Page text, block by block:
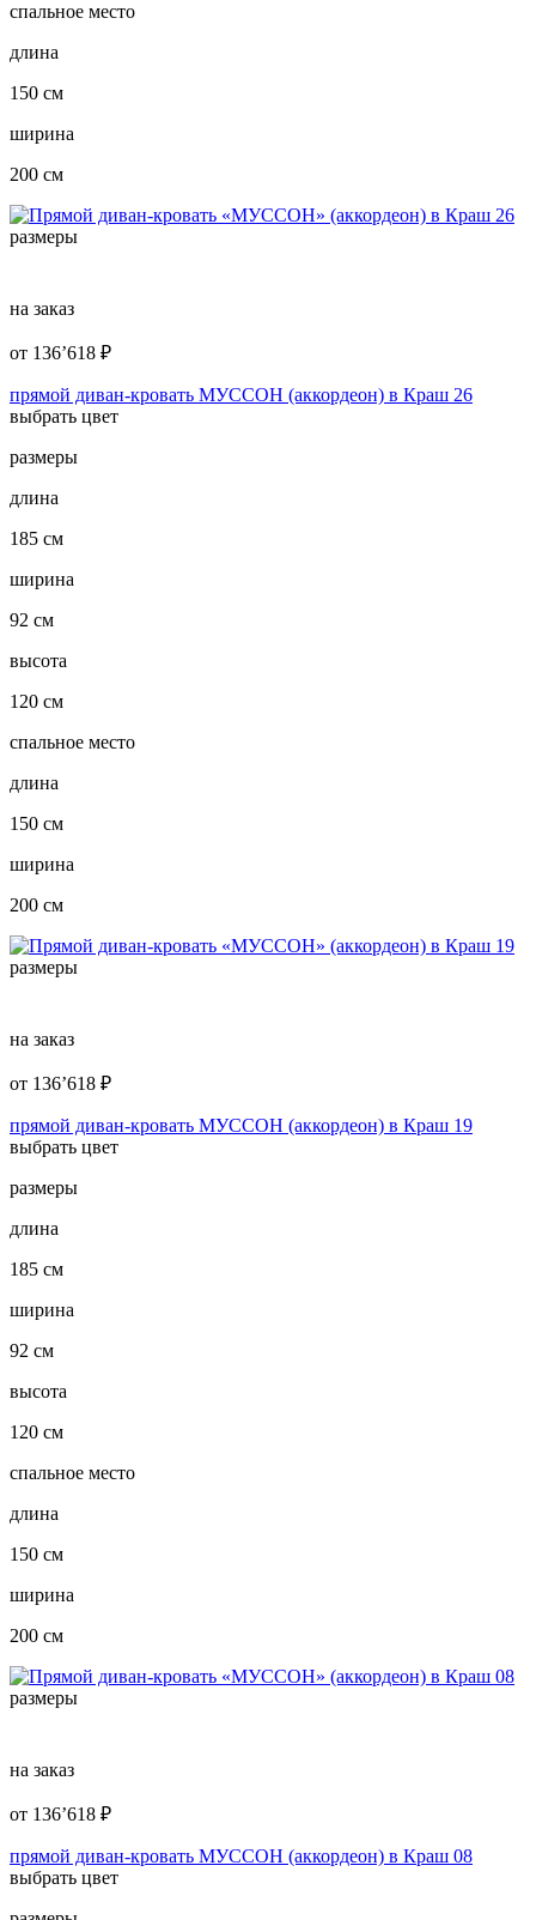
спальное место
длина
150 см
ширина
200 см
размеры
на заказ
от 136’618 ₽
прямой диван-кровать МУССОН (аккордеон) в Краш 26
выбрать цвет
размеры
длина
185 см
ширина
92 см
высота
120 см
спальное место
длина
150 см
ширина
200 см
размеры
на заказ
от 136’618 ₽
прямой диван-кровать МУССОН (аккордеон) в Краш 19
выбрать цвет
размеры
длина
185 см
ширина
92 см
высота
120 см
спальное место
длина
150 см
ширина
200 см
размеры
на заказ
от 136’618 ₽
прямой диван-кровать МУССОН (аккордеон) в Краш 08
выбрать цвет